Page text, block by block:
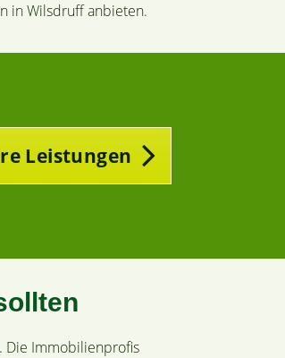
in Wilsdruff anbieten.
Leistungen
Die Immobilienprofis